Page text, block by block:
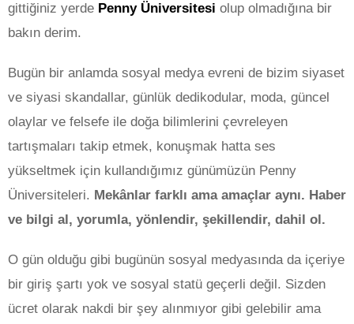
gittiğiniz yerde Penny Üniversitesi olup olmadığına bir
bakın derim.
Bugün bir anlamda sosyal medya evreni de bizim siyaset
ve siyasi skandallar, günlük dedikodular, moda, güncel
olaylar ve felsefe ile doğa bilimlerini çevreleyen
tartışmaları takip etmek, konuşmak hatta ses
yükseltmek için kullandığımız günümüzün Penny
Üniversiteleri. Mekânlar farklı ama amaçlar aynı. Haber
ve bilgi al, yorumla, yönlendir, şekillendir, dahil ol.
O gün olduğu gibi bugünün sosyal medyasında da içeriye
bir giriş şartı yok ve sosyal statü geçerli değil. Sizden
ücret olarak nakdi bir şey alınmıyor gibi gelebilir ama